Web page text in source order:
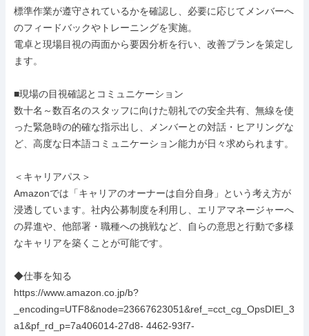
標準作業が遵守されているかを確認し、必要に応じてメンバーへ
のフィードバックやトレーニングを実施。
電卓と現場目視の両面から要因分析を行い、改善プランを策定し
ます。
■現場の目視確認とコミュニケーション
数十名～数百名のスタッフに向けた朝礼での安全共有、無線を使
った緊急時の的確な指示出し、メンバーとの対話・ヒアリングな
ど、高度な日本語コミュニケーション能力が日々求められます。
＜キャリアパス＞
Amazonでは「キャリアのオーナーは自分自身」という考え方が
浸透しています。社内公募制度を利用し、エリアマネージャーへ
の昇進や、他部署・職種への挑戦など、自らの意思と行動で多様
なキャリアを築くことが可能です。
◆仕事を知る
https://www.amazon.co.jp/b?
_encoding=UTF8&node=23667623051&ref_=cct_cg_OpsDIEI_3
a1&pf_rd_p=7a406014-27d8- 4462-93f7-